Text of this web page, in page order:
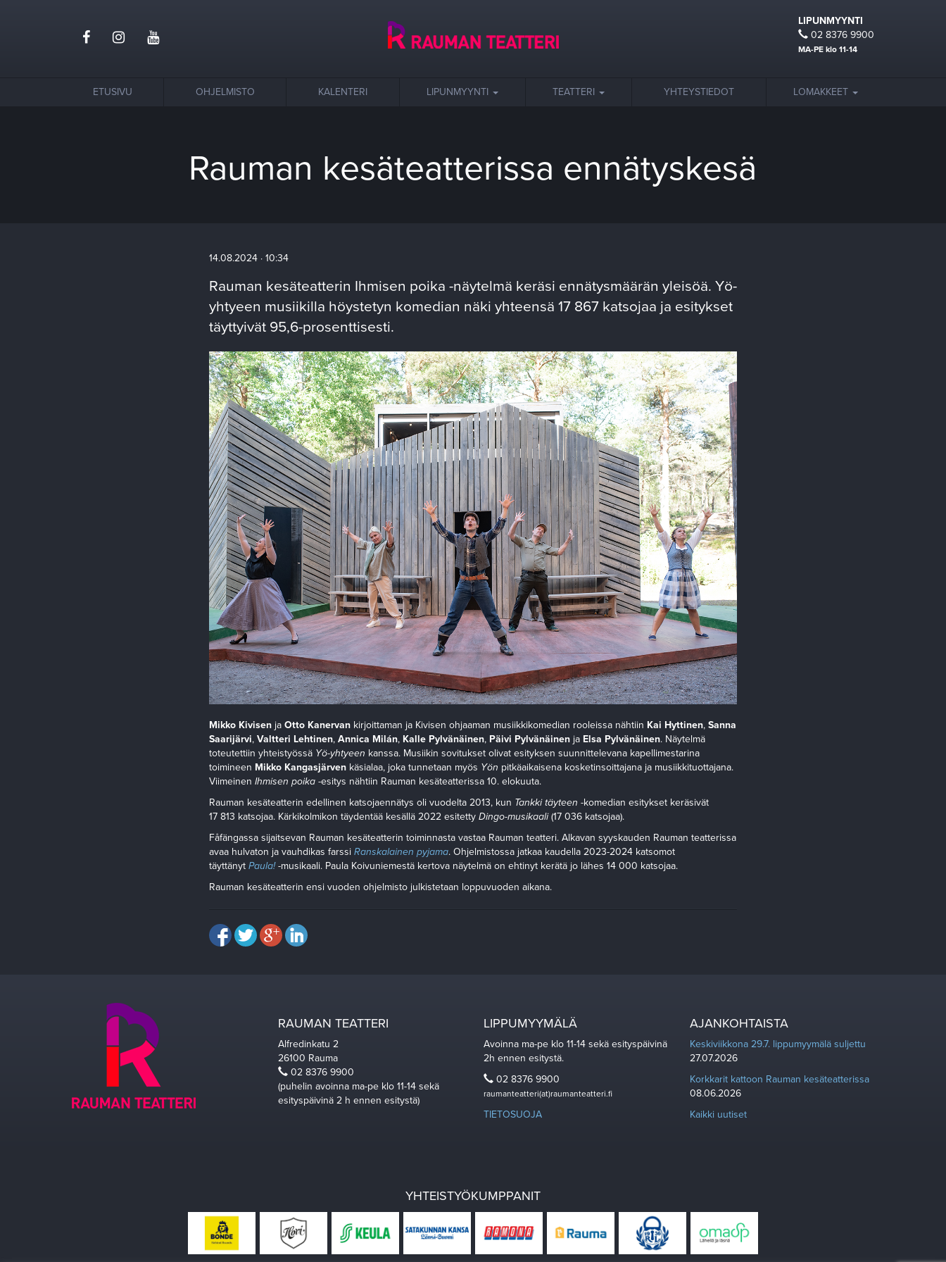
LIPUNMYYNTI
02 8376 9900
MA-PE klo 11-14
ETUSIVU OHJELMISTO KALENTERI LIPUNMYYNTI TEATTERI YHTEYSTIEDOT LOMAKKEET
Rauman kesäteatterissa ennätyskesä
14.08.2024 · 10:34
Rauman kesäteatterin Ihmisen poika -näytelmä keräsi ennätysmäärän yleisöä. Yö-
yhtyeen musiikilla höystetyn komedian näki yhteensä 17 867 katsojaa ja esitykset
täyttyivät 95,6-prosenttisesti.
Mikko Kivisen ja Otto Kanervan kirjoittaman ja Kivisen ohjaaman musiikkikomedian rooleissa nähtiin Kai Hyttinen, Sanna
Saarijärvi, Valtteri Lehtinen, Annica Milán, Kalle Pylvänäinen, Päivi Pylvänäinen ja Elsa Pylvänäinen. Näytelmä
toteutettiin yhteistyössä Yö-yhtyeen kanssa. Musiikin sovitukset olivat esityksen suunnittelevana kapellimestarina
toimineen Mikko Kangasjärven käsialaa, joka tunnetaan myös Yön pitkäaikaisena kosketinsoittajana ja musiikkituottajana.
Viimeinen Ihmisen poika -esitys nähtiin Rauman kesäteatterissa 10. elokuuta.
Rauman kesäteatterin edellinen katsojaennätys oli vuodelta 2013, kun Tankki täyteen -komedian esitykset keräsivät
17 813 katsojaa. Kärkikolmikon täydentää kesällä 2022 esitetty Dingo-musikaali(17 036 katsojaa).
Fåfängassa sijaitsevan Rauman kesäteatterin toiminnasta vastaa Rauman teatteri. Alkavan syyskauden Rauman teatterissa
avaa hulvaton ja vauhdikas farssi Ranskalainen pyjama. Ohjelmistossa jatkaa kaudella 2023-2024 katsomot
täyttänyt Paula!-musikaali. Paula Koivuniemestä kertova näytelmä on ehtinyt kerätä jo lähes 14 000 katsojaa.
Rauman kesäteatterin ensi vuoden ohjelmisto julkistetaan loppuvuoden aikana.
RAUMAN TEATTERI
Alfredinkatu 2
26100 Rauma
02 8376 9900
(puhelin avoinna ma-pe klo 11-14 sekä
esityspäivinä 2 h ennen esitystä)
LIPPUMYYMÄLÄ
Avoinna ma-pe klo 11-14 sekä esityspäivinä
2h ennen esitystä.
02 8376 9900
raumanteatteri(at)raumanteatteri.fi
TIETOSUOJA
AJANKOHTAISTA
Keskiviikkona 29.7. lippumyymälä suljettu
27.07.2026
Korkkarit kattoon Rauman kesäteatterissa
08.06.2026
Kaikki uutiset
YHTEISTYÖKUMPPANIT